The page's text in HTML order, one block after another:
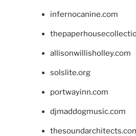
infernocanine.com
allisonwillisholley.com
solslite.org
portwayinn.com
djmaddogmusic.com